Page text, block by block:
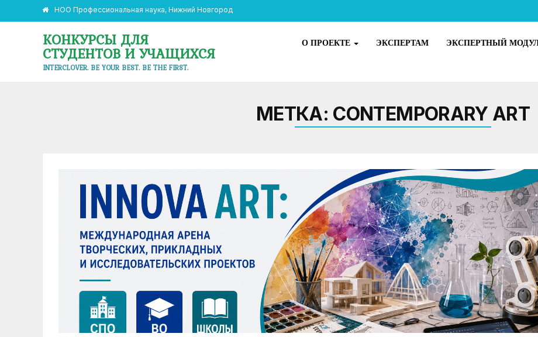
НОО Профессиональная наука, Нижний Новгород
КОНКУРСЫ ДЛЯ
СТУДЕНТОВ И УЧАЩИХСЯ
INTERCLOVER. BE YOUR BEST. BE THE FIRST.
О ПРОЕКТЕ ЭКСПЕРТАМ ЭКСПЕРТНЫЙ
МЕТКА: CONTEMPORARY ART